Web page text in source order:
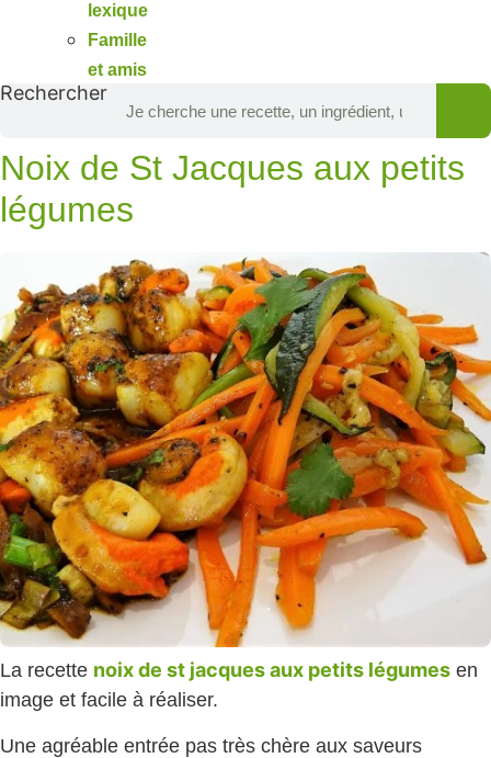
lexique
Famille
et amis
Rechercher
Noix de St Jacques aux petits
légumes
La recette noix de st jacques aux petits légumes en
image et facile à réaliser.
Une agréable entrée pas très chère aux saveurs